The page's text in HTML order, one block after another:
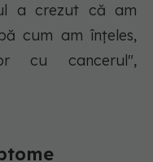
a crezut că am
cum am înțeles,
cu cancerul",